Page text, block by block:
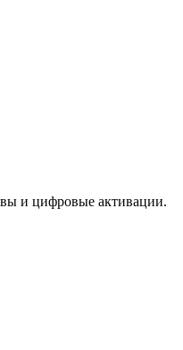
и цифровые активации.